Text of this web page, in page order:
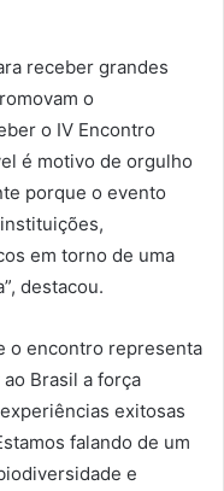
receber grandes
o
o IV Encontro
é motivo de orgulho
porque o evento
em torno de uma
destacou.
o encontro representa
Brasil a força
exitosas
falando de um
e